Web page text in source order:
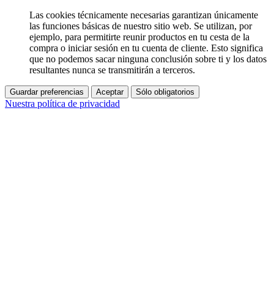
Las cookies técnicamente necesarias garantizan únicamente
las funciones básicas de nuestro sitio web. Se utilizan, por
ejemplo, para permitirte reunir productos en tu cesta de la
compra o iniciar sesión en tu cuenta de cliente. Esto significa
que no podemos sacar ninguna conclusión sobre ti y los datos
resultantes nunca se transmitirán a terceros.
Guardar preferencias Aceptar Sólo obligatorios
Nuestra política de privacidad